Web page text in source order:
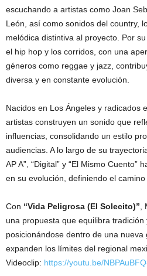
escuchando a artistas como Joan
León, así como sonidos del country,
melódica distintiva al proyecto. Por
el hip hop y los corridos, con una
géneros como reggae y jazz,
diversa y en constante evolución.
Nacidos en Los Ángeles y radicados
artistas construyen un sonido que
influencias, consolidando un estilo
audiencias. A lo largo de su
AP A”, “Digital” y “El Mismo Cuento”
en su evolución, definiendo el
Con “Vida Peligrosa (El Solecito)”,
una propuesta que equilibra tradición
posicionándose dentro de una
expanden los límites del regional
Videoclip: https://youtu.be/